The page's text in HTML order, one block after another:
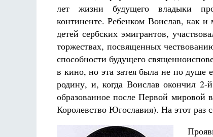
лет жизни будущего владыки
континенте. Ребенком Воислав, как и
детей сербских эмигрантов,
торжествах, посвященных
способности будущего
в кино, но эта затея была не по душе
родину, и, когда Воислав окончил
образованное после Первой мировой
Королевство Югославия). На этот раз
Разлуки не будет
Фредерика де Грааф